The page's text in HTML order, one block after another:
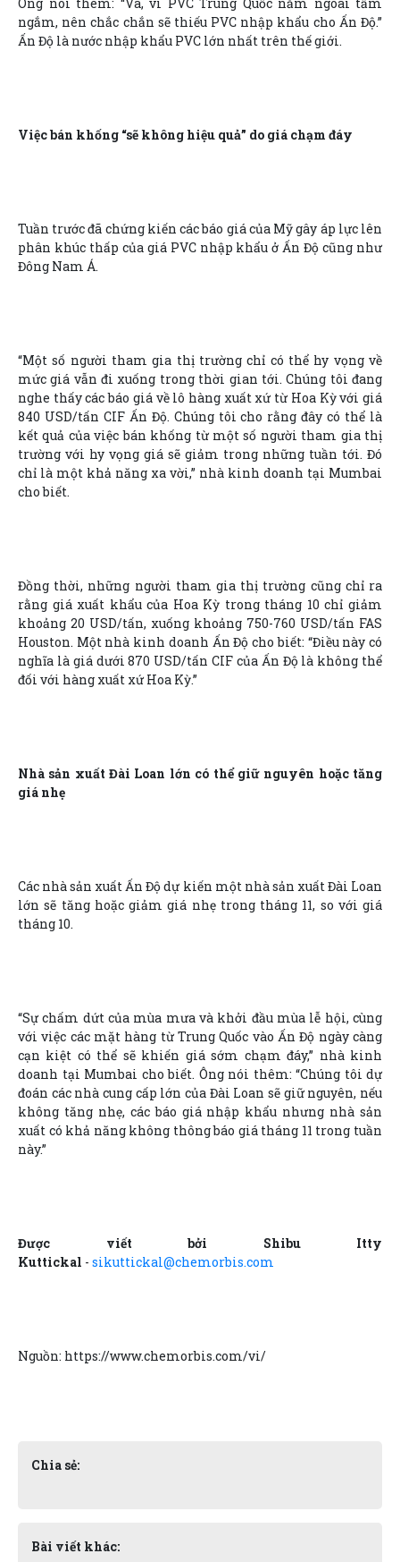
ngắm, nên chắc chắn sẽ thiếu PVC nhập khẩu cho Ấn Độ.”
Ấn Độ là nước nhập khẩu PVC lớn nhất trên thế giới.
Việc bán khống “sẽ không hiệu quả” do giá chạm đáy
Tuần trước đã chứng kiến các báo giá của Mỹ gây áp lực lên
phân khúc thấp của giá PVC nhập khẩu ở Ấn Độ cũng như
Đông Nam Á.
“Một số người tham gia thị trường chỉ có thể hy vọng về
mức giá vẫn đi xuống trong thời gian tới. Chúng tôi đang
nghe thấy các báo giá về lô hàng xuất xứ từ Hoa Kỳ với giá
840 USD/tấn CIF Ấn Độ. Chúng tôi cho rằng đây có thể là
kết quả của việc bán khống từ một số người tham gia thị
trường với hy vọng giá sẽ giảm trong những tuần tới. Đó
chỉ là một khả năng xa vời,” nhà kinh doanh tại Mumbai
cho biết.
Đồng thời, những người tham gia thị trường cũng chỉ ra
rằng giá xuất khẩu của Hoa Kỳ trong tháng 10 chỉ giảm
khoảng 20 USD/tấn, xuống khoảng 750-760 USD/tấn FAS
Houston. Một nhà kinh doanh Ấn Độ cho biết: “Điều này có
nghĩa là giá dưới 870 USD/tấn CIF của Ấn Độ là không thể
đối với hàng xuất xứ Hoa Kỳ.”
Nhà sản xuất Đài Loan lớn có thể giữ nguyên hoặc tăng
giá nhẹ
Các nhà sản xuất Ấn Độ dự kiến một nhà sản xuất Đài Loan
lớn sẽ tăng hoặc giảm giá nhẹ trong tháng 11, so với giá
tháng 10.
“Sự chấm dứt của mùa mưa và khởi đầu mùa lễ hội, cùng
với việc các mặt hàng từ Trung Quốc vào Ấn Độ ngày càng
cạn kiệt có thể sẽ khiến giá sớm chạm đáy,” nhà kinh
doanh tại Mumbai cho biết. Ông nói thêm: “Chúng tôi dự
đoán các nhà cung cấp lớn của Đài Loan sẽ giữ nguyên, nếu
không tăng nhẹ, các báo giá nhập khẩu nhưng nhà sản
xuất có khả năng không thông báo giá tháng 11 trong tuần
này.”
Được viết bởi Shibu Itty
Kuttickal - sikuttickal@chemorbis.com
Nguồn: https://www.chemorbis.com/vi/
Chia sẻ:
Bài viết khác: